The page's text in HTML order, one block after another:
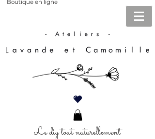
Boutique en ligne
Le diy tout naturellement